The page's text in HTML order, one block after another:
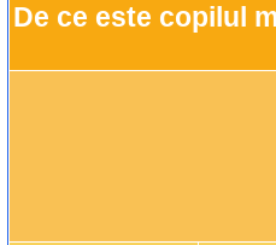
De ce este copilul